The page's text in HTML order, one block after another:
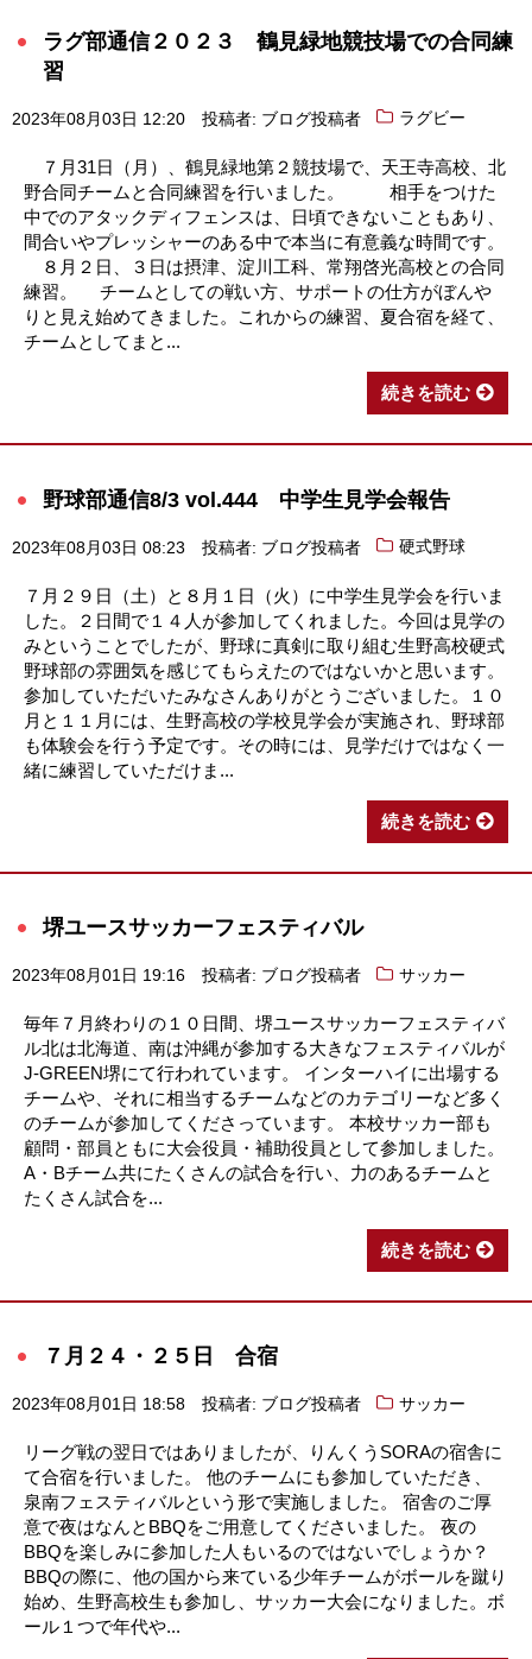
ラグ部通信２０２３ 鶴見緑地競技場での合同練
習
2023年08月03日 12:20 投稿者: ブログ投稿者 ラグビー
７月31日（月）、鶴見緑地第２競技場で、天王寺高校、北
野合同チームと合同練習を行いました。 相手をつけた
中でのアタックディフェンスは、日頃できないこともあり、
間合いやプレッシャーのある中で本当に有意義な時間です。
８月２日、３日は摂津、淀川工科、常翔啓光高校との合同
練習。 チームとしての戦い方、サポートの仕方がぼんや
りと見え始めてきました。これからの練習、夏合宿を経て、
チームとしてまと...
続きを読む
野球部通信8/3 vol.444 中学生見学会報告
2023年08月03日 08:23 投稿者: ブログ投稿者 硬式野球
７月２９日（土）と８月１日（火）に中学生見学会を行いま
した。２日間で１４人が参加してくれました。今回は見学の
みということでしたが、野球に真剣に取り組む生野高校硬式
野球部の雰囲気を感じてもらえたのではないかと思います。
参加していただいたみなさんありがとうございました。１０
月と１１月には、生野高校の学校見学会が実施され、野球部
も体験会を行う予定です。その時には、見学だけではなく一
緒に練習していただけま...
続きを読む
堺ユースサッカーフェスティバル
2023年08月01日 19:16 投稿者: ブログ投稿者 サッカー
毎年７月終わりの１０日間、堺ユースサッカーフェスティバ
ル北は北海道、南は沖縄が参加する大きなフェスティバルが
J-GREEN堺にて行われています。 インターハイに出場する
チームや、それに相当するチームなどのカテゴリーなど多く
のチームが参加してくださっています。 本校サッカー部も
顧問・部員ともに大会役員・補助役員として参加しました。
A・Bチーム共にたくさんの試合を行い、力のあるチームと
たくさん試合を...
続きを読む
７月２４・２５日 合宿
2023年08月01日 18:58 投稿者: ブログ投稿者 サッカー
リーグ戦の翌日ではありましたが、りんくうSORAの宿舎に
て合宿を行いました。 他のチームにも参加していただき、
泉南フェスティバルという形で実施しました。 宿舎のご厚
意で夜はなんとBBQをご用意してくださいました。 夜の
BBQを楽しみに参加した人もいるのではないでしょうか？
BBQの際に、他の国から来ている少年チームがボールを蹴り
始め、生野高校生も参加し、サッカー大会になりました。ボ
ール１つで年代や...